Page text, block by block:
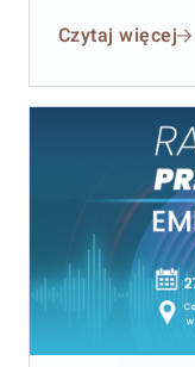
Czytaj więcej